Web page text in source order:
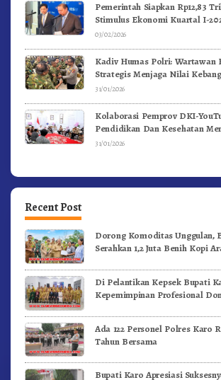
Pemerintah Siapkan Rp12,83
Stimulus Ekonomi Kuartal I-
03/02/2026
Kadiv Humas Polri: Wartawan
Strategis Menjaga Nilai
dan NKRI
31/01/2026
Kolaborasi Pemprov DKI-
Pendidikan Dan Kesehatan
31/01/2026
Recent Post
Dorong Komoditas Unggulan,
Serahkan 1,2 Juta Benih Kopi
Di Pelantikan Kepsek Bupati
Kepemimpinan Profesional
Ada 122 Personel Polres Karo
Tahun Bersama
Bupati Karo Apresiasi